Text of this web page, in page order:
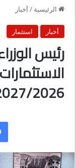
الرئيسية / أخبار
أخبار استثمار
رئيس
2026